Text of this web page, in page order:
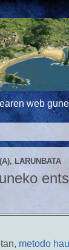
web
LARUNBATA
metodo